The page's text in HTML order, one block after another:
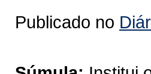
Publicado no